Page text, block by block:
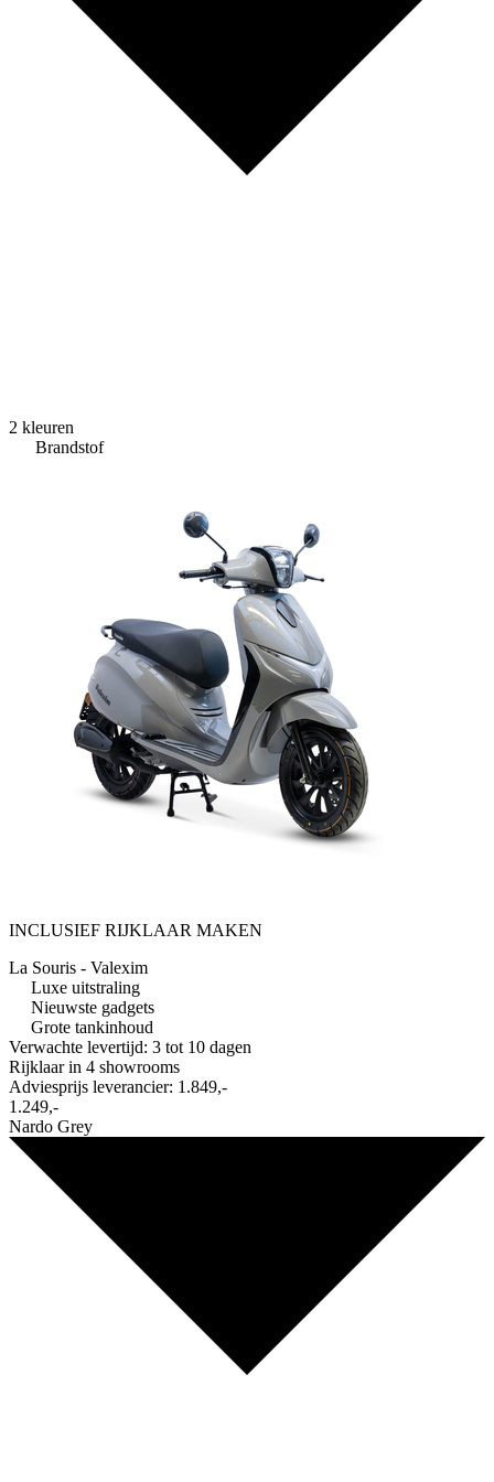
2 kleuren
Brandstof
INCLUSIEF RIJKLAAR MAKEN
La Souris - Valexim
Luxe uitstraling
Nieuwste gadgets
Grote tankinhoud
Verwachte levertijd: 3 tot 10 dagen
Rijklaar in 4 showrooms
Adviesprijs leverancier: 1.849,-
1.249,-
Nardo Grey